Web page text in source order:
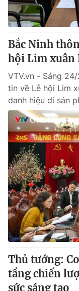
VTV4
VTV9
Liên hệ tòa soạn
THỜI BÁO VTV
Theo dõi báo trên
Cơ quan chủ quản:
Cơ quan báo chí:
Giấy phép hoạt
cấp ngày 29/12/2023
Tổng Biên tập:Vũ
Phó Tổng Biên tập:
Nguyễn Trọng Ninh
Tổng đài VTV:
Bắc Ninh
hội Lim xuân
VTV.vn - Sáng
tin về Lễ hội Lim
danh hiệu di sản
Thủ tướng:
tầng chiến
sức sáng tạo